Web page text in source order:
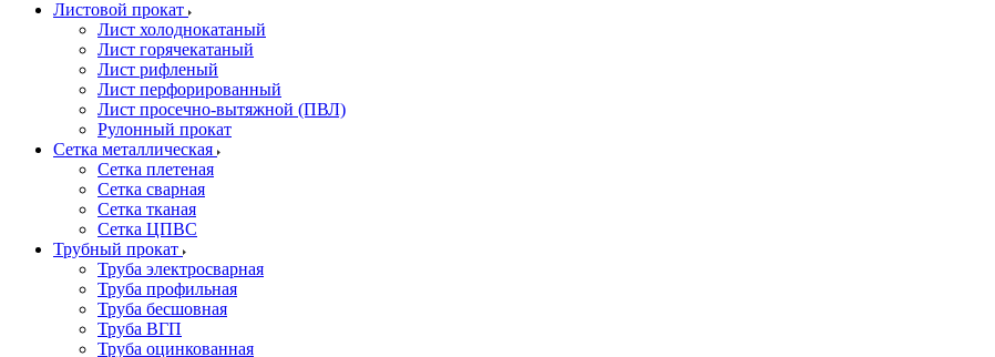
Листовой прокат
Лист холоднокатаный
Лист горячекатаный
Лист рифленый
Лист перфорированный
Лист просечно-вытяжной (ПВЛ)
Рулонный прокат
Сетка металлическая
Сетка плетеная
Сетка сварная
Сетка тканая
Сетка ЦПВС
Трубный прокат
Труба электросварная
Труба профильная
Труба бесшовная
Труба ВГП
Труба оцинкованная